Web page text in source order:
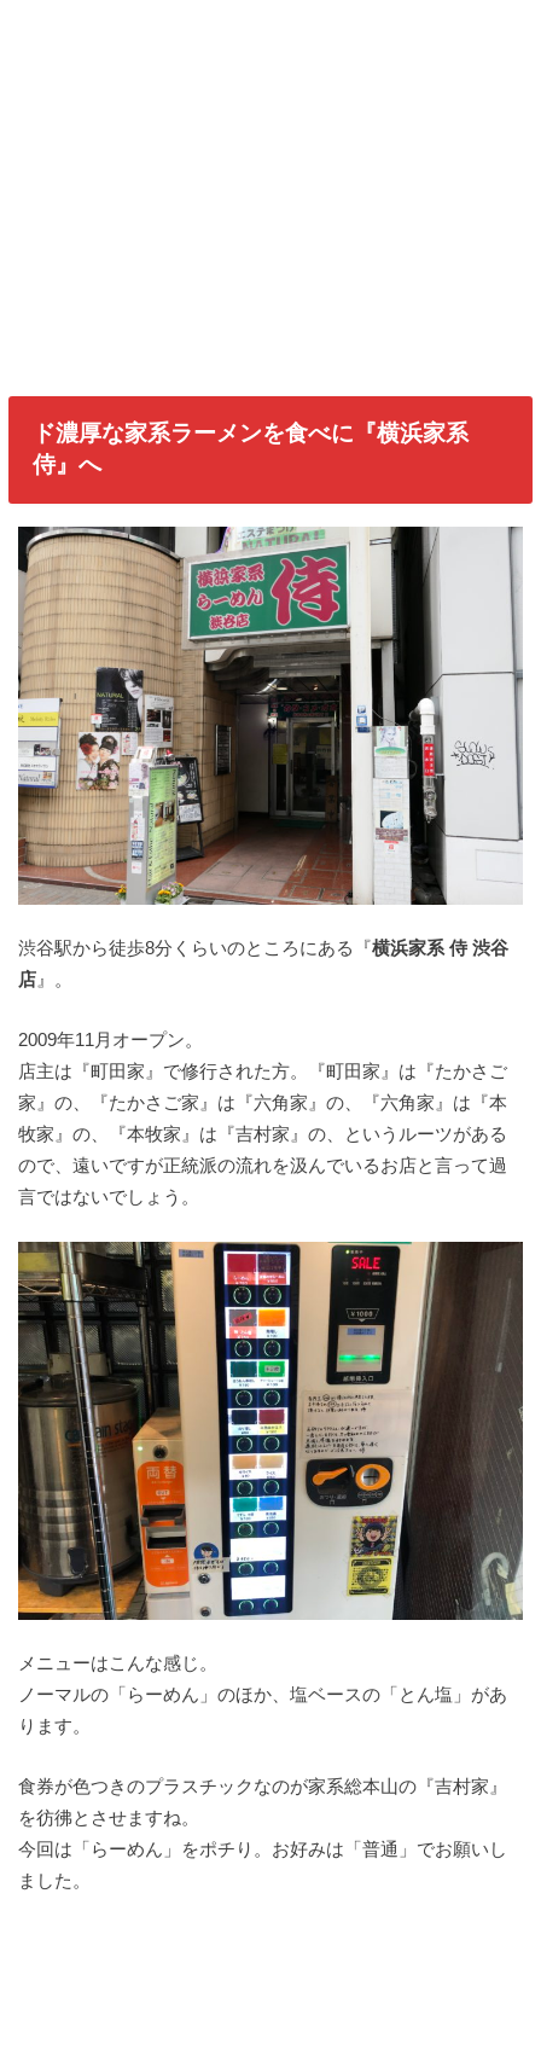
ド濃厚な家系ラーメンを食べに『横浜家系
侍』へ
渋谷駅から徒歩8分くらいのところにある『横浜家系 侍 渋谷
店 』。
2009年11月オープン。
店主は『町田家』で修行された方。『町田家』は『たかさご
家』の、『たかさご家』は『六角家』の、『六角家』は『本
牧家』の、『本牧家』は『吉村家』の、というルーツがある
ので、遠いですが正統派の流れを汲んでいるお店と言って過
言ではないでしょう。
メニューはこんな感じ。
ノーマルの「らーめん」のほか、塩ベースの「とん塩」があ
ります。
食券が色つきのプラスチックなのが家系総本山の『吉村家』
を彷彿とさせますね。
今回は「らーめん」をポチり。お好みは「普通」でお願いし
ました。